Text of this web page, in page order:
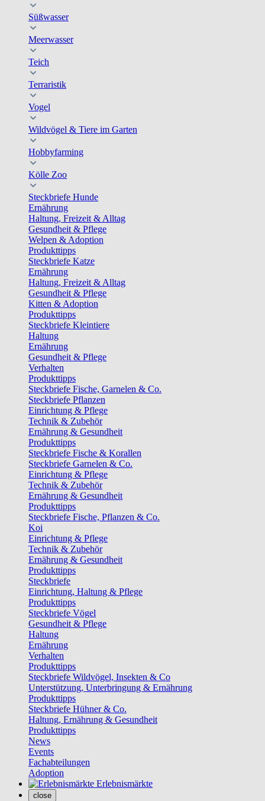
Süßwasser
Meerwasser
Teich
Terraristik
Vogel
Wildvögel & Tiere im Garten
Hobbyfarming
Kölle Zoo
Steckbriefe Hunde
Ernährung
Haltung, Freizeit & Alltag
Gesundheit & Pflege
Welpen & Adoption
Produkttipps
Steckbriefe Katze
Ernährung
Haltung, Freizeit & Alltag
Gesundheit & Pflege
Kitten & Adoption
Produkttipps
Steckbriefe Kleintiere
Haltung
Ernährung
Gesundheit & Pflege
Verhalten
Produkttipps
Steckbriefe Fische, Garnelen & Co.
Steckbriefe Pflanzen
Einrichtung & Pflege
Technik & Zubehör
Ernährung & Gesundheit
Produkttipps
Steckbriefe Fische & Korallen
Steckbriefe Garnelen & Co.
Einrichtung & Pflege
Technik & Zubehör
Ernährung & Gesundheit
Produkttipps
Steckbriefe Fische, Pflanzen & Co.
Koi
Einrichtung & Pflege
Technik & Zubehör
Ernährung & Gesundheit
Produkttipps
Steckbriefe
Einrichtung, Haltung & Pflege
Produkttipps
Steckbriefe Vögel
Gesundheit & Pflege
Haltung
Ernährung
Verhalten
Produkttipps
Steckbriefe Wildvögel, Insekten & Co
Unterstützung, Unterbringung & Ernährung
Produkttipps
Steckbriefe Hühner & Co.
Haltung, Ernährung & Gesundheit
Produkttipps
News
Events
Fachabteilungen
Adoption
Erlebnismärkte
close